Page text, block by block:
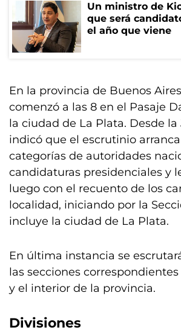
Un ministro de
que será
el año que viene
En la provincia de Buenos
comenzó a las 8 en el Pasaje
la ciudad de La Plata. Desde la
indicó que el escrutinio
categorías de autoridades
candidaturas presidenciales y
luego con el recuento de los
localidad, iniciando por la
incluye la ciudad de La Plata.
En última instancia se
las secciones
y el interior de la provincia.
Divisiones